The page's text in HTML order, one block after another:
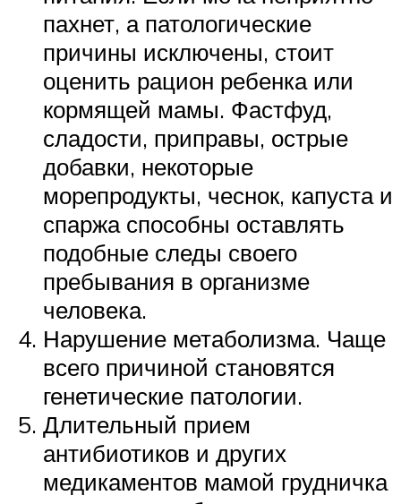
пахнет, а патологические
причины исключены, стоит
оценить рацион ребенка или
кормящей мамы. Фастфуд,
сладости, приправы, острые
добавки, некоторые
морепродукты, чеснок, капуста и
спаржа способны оставлять
подобные следы своего
пребывания в организме
человека.
Нарушение метаболизма. Чаще
всего причиной становятся
генетические патологии.
Длительный прием
антибиотиков и других
медикаментов мамой грудничка